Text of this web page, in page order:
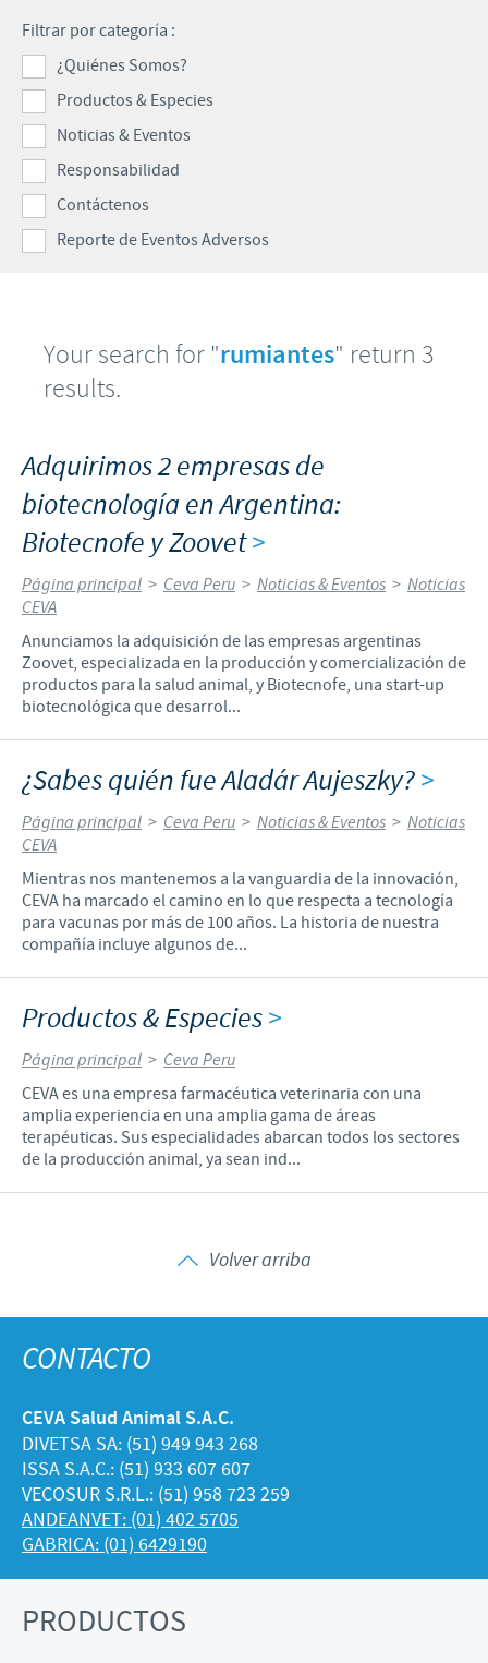
Contribuciones
Enfoque sobre la responsabilidad
Alianzas Científicas y Comerciales
Formulario de Contacto
REPORTE DE EVENTOS ADVERSOS
Farmacovigilancia
Filtrar por categoría :
¿Quiénes Somos?
Productos & Especies
Noticias & Eventos
Responsabilidad
Contáctenos
Reporte de Eventos Adversos
Your search for "rumiantes" return 3
results.
Adquirimos 2 empresas de
biotecnología en Argentina:
Biotecnofe y Zoovet>
Página principal > Ceva Peru > Noticias & Eventos > Noticias
CEVA
Anunciamos la adquisición de las empresas argentinas
Zoovet, especializada en la producción y comercialización de
productos para la salud animal, y Biotecnofe, una start-up
biotecnológica que desarrol...
¿Sabes quién fue Aladár Aujeszky?>
Página principal > Ceva Peru > Noticias & Eventos > Noticias
CEVA
Mientras nos mantenemos a la vanguardia de la innovación,
CEVA ha marcado el camino en lo que respecta a tecnología
para vacunas por más de 100 años. La historia de nuestra
compañía incluye algunos de...
Productos & Especies>
Página principal > Ceva Peru
CEVA es una empresa farmacéutica veterinaria con una
amplia experiencia en una amplia gama de áreas
terapéuticas. Sus especialidades abarcan todos los sectores
de la producción animal, ya sean ind...
Volver arriba
CONTACTO
CEVA Salud Animal S.A.C.
DIVETSA SA: (51) 949 943 268
ISSA S.A.C.: (51) 933 607 607
VECOSUR S.R.L.: (51) 958 723 259
ANDEANVET: (01) 402 5705
GABRICA: (01) 6429190
PRODUCTOS